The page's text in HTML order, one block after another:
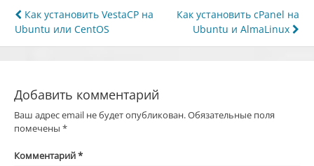
Навигация
по
Как установить VestaCP на
Ubuntu или CentOS
Как установить cPanel на
Ubuntu и AlmaLinux
Добавить комментарий
Ваш адрес email не будет опубликован.Обязательные поля
помечены *
Комментарий*